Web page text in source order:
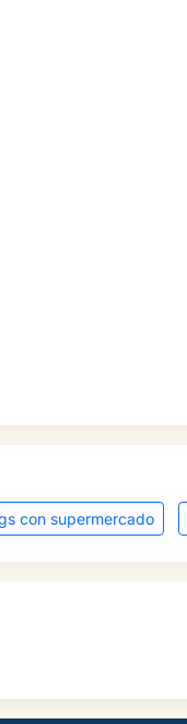
con supermercado